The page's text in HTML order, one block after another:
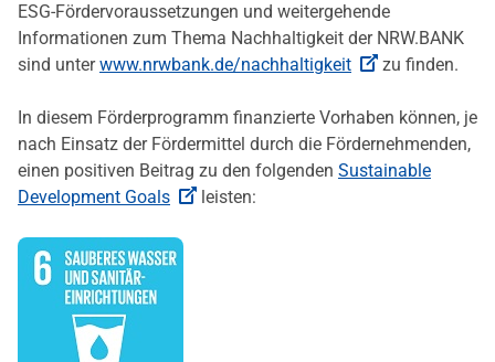
ESG-Fördervoraussetzungen und weitergehende
Informationen zum Thema Nachhaltigkeit der NRW.BANK
sind unterwww.nrwbank.de/nachhaltigkeit zu finden.
In diesem Förderprogramm finanzierte Vorhaben können, je
nach Einsatz der Fördermittel durch die Fördernehmenden,
einen positiven Beitrag zu den folgenden Sustainable
Development Goals
leisten: